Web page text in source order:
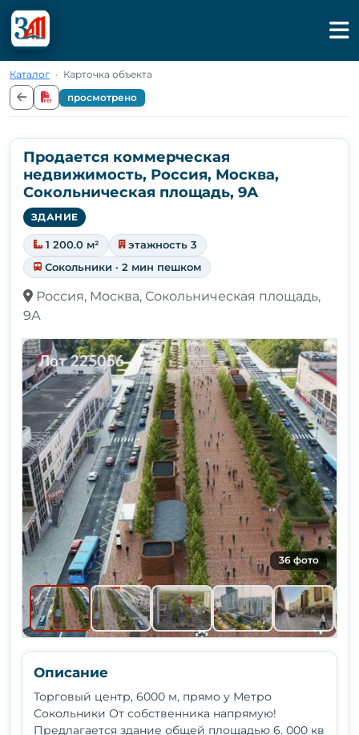
Каталог · Карточка объекта
просмотрено
Продается коммерческая
недвижимость, Россия, Москва,
Сокольническая площадь, 9А
ЗДАНИЕ
1 200.0 м²
этажность 3
Сокольники · 2 мин пешком
Россия, Москва, Сокольническая площадь,
9А
36 фото
Описание
Торговый центр, 6000 м, прямо у Метро
Сокольники От собственника напрямую!
Предлагается здание общей площадью 6. 000 кв